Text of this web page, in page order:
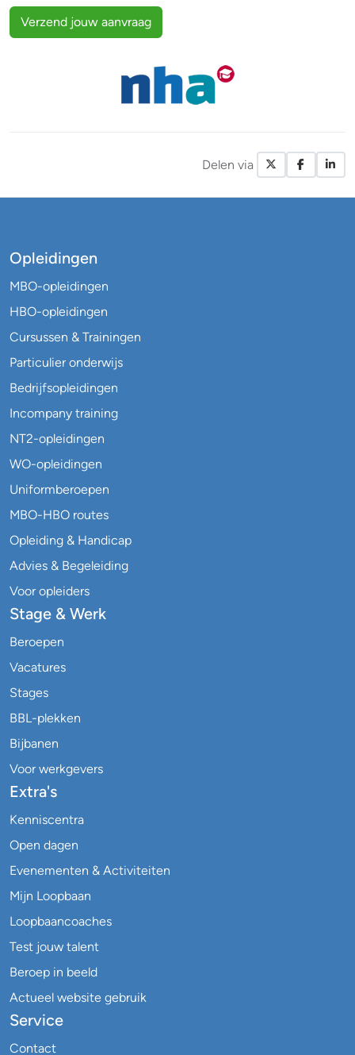
Verzend jouw aanvraag
Delen via X /
Opleidingen
MBO-opleidingen
HBO-opleidingen
Cursussen & Trainingen
Particulier onderwijs
Bedrijfsopleidingen
Incompany training
NT2-opleidingen
WO-opleidingen
Uniformberoepen
MBO-HBO routes
Opleiding & Handicap
Advies & Begeleiding
Voor opleiders
Stage & Werk
Beroepen
Vacatures
Stages
BBL-plekken
Bijbanen
Voor werkgevers
Extra's
Kenniscentra
Open dagen
Evenementen & Activiteiten
Mijn Loopbaan
Loopbaancoaches
Test jouw talent
Beroep in beeld
Actueel website gebruik
Service
Contact